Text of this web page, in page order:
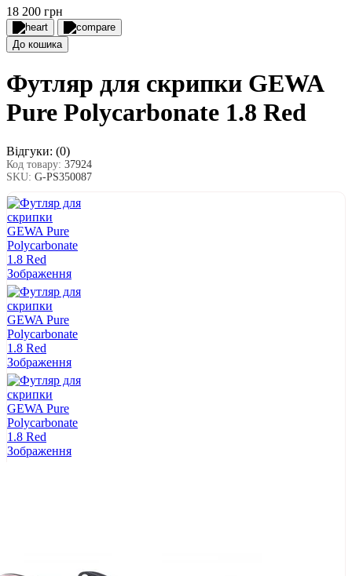
18 200 грн
До кошика
Футляр для скрипки GEWA
Pure Polycarbonate 1.8 Red
Відгуки: (0)
Код товару: 37924
SKU: G-PS350087